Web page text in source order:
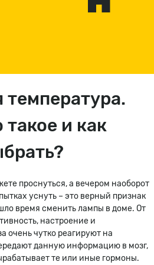
температура.
такое и как
проснуться, а вечером наоборот
уснуть – это верный признак
время сменить лампы в доме. От
настроение и
очень чутко реагируют на
данную информацию в мозг,
те или иные гормоны.